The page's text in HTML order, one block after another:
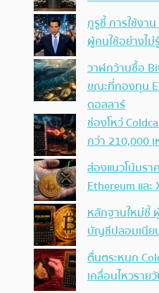
กูรูชี้ การใช้งา
ผู้คนใช้อย่างไม่
วาฬกว้านซื้อ
ขณะที่กองทุน
ดอลลาร์
ช่องโหว่
กว่า 210,000
ส่องแนวโน้มร
Ethereum และ
หลักฐานใหม่ชี้
บัญชีปลอมเนีย
ตื่นตระหนก
เคลื่อนไหวราย